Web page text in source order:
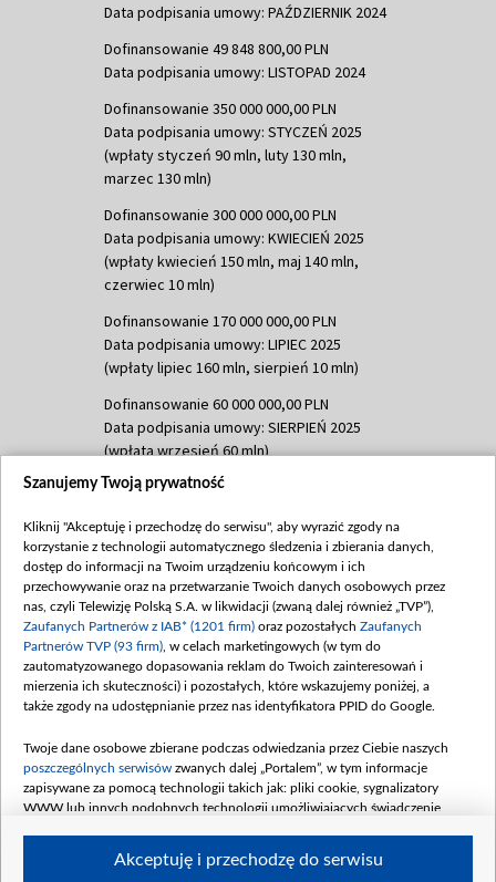
Data podpisania umowy: PAŹDZIERNIK 2024
Dofinansowanie 49 848 800,00 PLN
Data podpisania umowy: LISTOPAD 2024
Dofinansowanie 350 000 000,00 PLN
Data podpisania umowy: STYCZEŃ 2025
(wpłaty styczeń 90 mln, luty 130 mln,
marzec 130 mln)
Dofinansowanie 300 000 000,00 PLN
Data podpisania umowy: KWIECIEŃ 2025
(wpłaty kwiecień 150 mln, maj 140 mln,
czerwiec 10 mln)
Dofinansowanie 170 000 000,00 PLN
Data podpisania umowy: LIPIEC 2025
(wpłaty lipiec 160 mln, sierpień 10 mln)
Dofinansowanie 60 000 000,00 PLN
Data podpisania umowy: SIERPIEŃ 2025
(wpłata wrzesień 60 mln)
Dofinansowanie 635 783 051,21 PLN
(wpłata wrzesień 100 mln, październik 350
mln, listopad 265 mln)
Dofinansowanie 48 862 000,00 PLN
Data podpisania umowy: GRUDZIEŃ 2025
(wpłata grudzień 60,548 mln)
Dofinansowanie 900 000 000,00 PLN
Data podpisania umowy: LUTY 2026 (wpłata
kwiecień 180 mln, 7 maja 180 mln, 8
czerwca 90 mln)
Dofinansowanie 250 000 000,00 PLN
4 sierpnia 250 mln
Szanujemy Twoją prywatność
Kliknij "Akceptuję i przechodzę do serwisu", aby wyrazić zgody na
korzystanie z technologii automatycznego śledzenia i zbierania danych,
dostęp do informacji na Twoim urządzeniu końcowym i ich
przechowywanie oraz na przetwarzanie Twoich danych osobowych przez
nas, czyli Telewizję Polską S.A. w likwidacji (zwaną dalej również „TVP”),
Zaufanych Partnerów z IAB* (1201 firm) oraz pozostałych Zaufanych
Partnerów TVP (93 firm) , w celach marketingowych (w tym do
zautomatyzowanego dopasowania reklam do Twoich zainteresowań i
mierzenia ich skuteczności) i pozostałych, które wskazujemy poniżej, a
także zgody na udostępnianie przez nas identyfikatora PPID do Google.
Twoje dane osobowe zbierane podczas odwiedzania przez Ciebie naszych
poszczególnych serwisów zwanych dalej „Portalem”, w tym informacje
zapisywane za pomocą technologii takich jak: pliki cookie, sygnalizatory
WWW lub innych podobnych technologii umożliwiających świadczenie
Akceptuję i przechodzę do serwisu